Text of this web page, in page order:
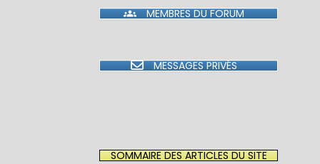
MEMBRES DU FORUM
MESSAGES PRIVÉS
SOMMAIRE DES ARTICLES DU SITE